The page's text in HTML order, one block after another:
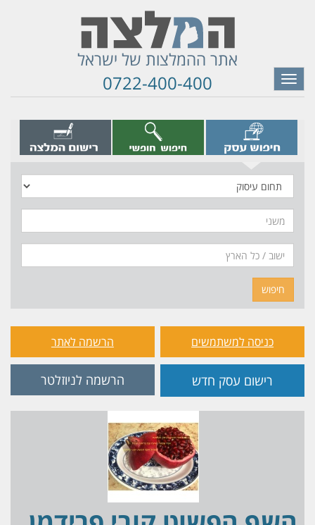
אתר ההמלצות של ישראל
0722-400-400
Toggle
navigation
עיסוק
חיפוש
כניסה למשתמשים הרשמה לאתר
רישום עסק חדש הרשמה לניוזלטר